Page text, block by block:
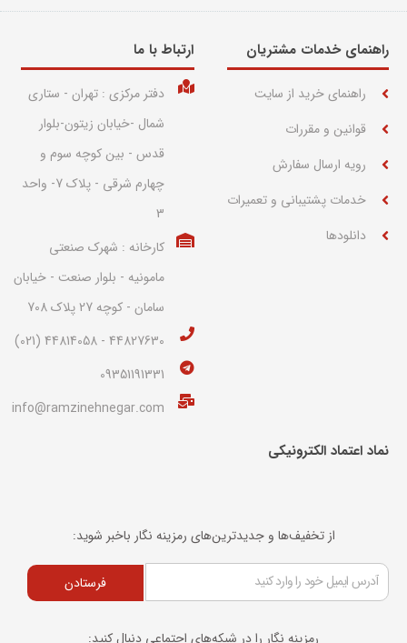
راهنمای خدمات مشتریان
راهنمای خرید از سایت
قوانین و مقررات
رویه ارسال سفارش
خدمات پشتیبانی و تعمیرات
دانلودها
ارتباط با ما​
دفتر مرکزی : تهران - ستاری
شمال -خیابان زیتون-بلوار
قدس - بین کوچه سوم و
چهارم شرقی - پلاک 7- واحد
3
کارخانه : شهرک صنعتی
مامونیه - بلوار صنعت - خیابان
سامان - کوچه 27 پلاک 708
44827630 - 44814058 (021)
09351191331
info@ramzinehnegar.com
نماد اعتماد الکترونیکی​
از تخفیف‌ها و جدیدترین‌های رمزینه نگار باخبر شوید:
فرستادن
رمزینه نگار را در شبکه‌های اجتماعی دنبال کنید: